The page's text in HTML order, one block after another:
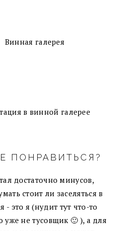
Винная галерея
в винной галерее
ПОНРАВИТЬСЯ?
достаточно минусов,
стоит ли заселяться в
- это я (нудит тут что-то
не тусовщик 🙂 ), а для